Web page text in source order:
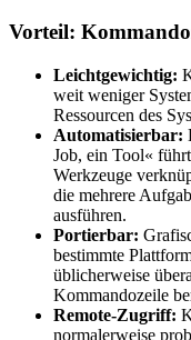
Vorteil:
Leichtgewichtig:
weit weniger
Ressourcen des
Automatisierbar:
Job, ein Tool«
Werkzeuge
die mehrere
ausführen.
Portierbar:
bestimmte
üblicherweise
Kommandozeile
Remote-Zugriff:
normalerweise